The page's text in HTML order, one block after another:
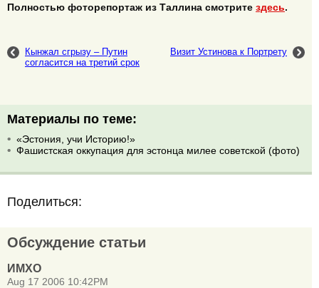
Полностью фоторепортаж из Таллина смотрите здесь.
Кынжал сгрызу – Путин
согласится на третий срок
Визит Устинова к Портрету
Материалы по теме:
«Эстония, учи Историю!»
Фашистская оккупация для эстонца милее советской (фото)
Поделиться:
Обсуждение статьи
ИМХО
Aug 17 2006 10:42PM